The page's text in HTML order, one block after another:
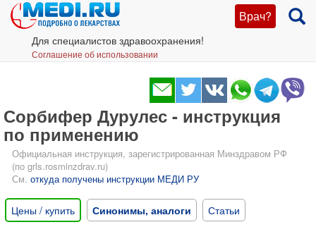
Врач?
Для специалистов здравоохранения!
Соглашение об использовании
Сорбифер Дурулес - инструкция
по применению
Официальная инструкция, зарегистрированная Минздравом РФ
(по grls.rosminzdrav.ru)
См. откуда получены инструкции МЕДИ РУ
Цены / купить Синонимы, аналоги Статьи